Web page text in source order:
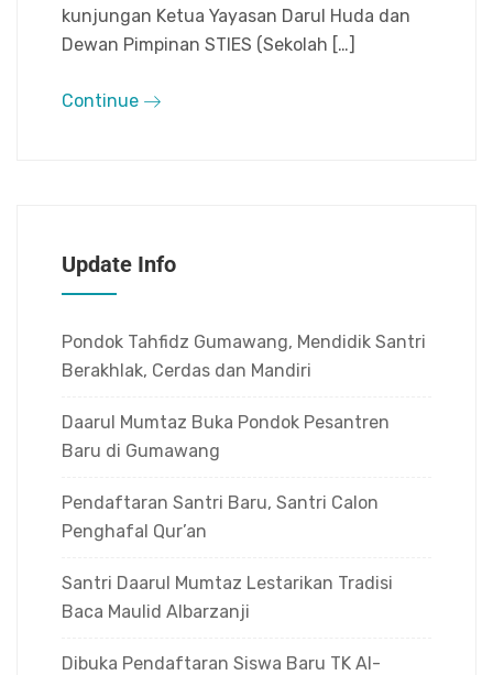
kunjungan Ketua Yayasan Darul Huda dan
Dewan Pimpinan STIES (Sekolah […]
Continue
Update Info
Pondok Tahfidz Gumawang, Mendidik Santri
Berakhlak, Cerdas dan Mandiri
Daarul Mumtaz Buka Pondok Pesantren
Baru di Gumawang
Pendaftaran Santri Baru, Santri Calon
Penghafal Qur’an
Santri Daarul Mumtaz Lestarikan Tradisi
Baca Maulid Albarzanji
Dibuka Pendaftaran Siswa Baru TK Al-